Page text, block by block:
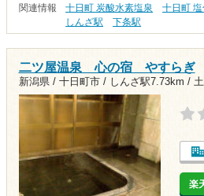
関連情報 十日町 炭酸水素塩泉 十日町
しんざ駅
下条駅
二ツ屋温泉 心の宿 やすらぎ
新潟県 / 十日町市 / しんざ駅7.73km /
楽